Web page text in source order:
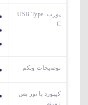
پورت USB Type-
C
توضیحات وبکم
کیبورد با نور پس
زمینه